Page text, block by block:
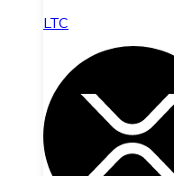
LTC